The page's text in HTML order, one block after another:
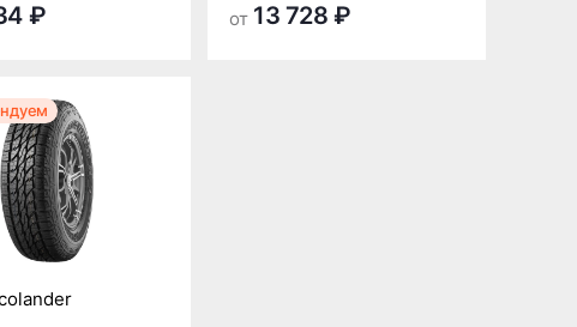
₽ от 13 728 ₽